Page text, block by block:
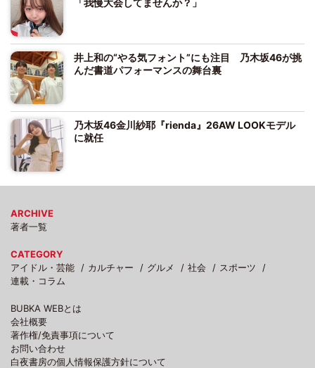
「我慢大会してませんか？」
井上和の“やる気フォント”にも注目 乃木坂46が挑
んだ書道パフォーマンスの舞台裏
乃木坂46金川紗耶『rienda』26AW LOOKモデル
に就任
ARCHIVE
著者一覧
CATEGORY
アイドル・芸能
カルチャー グルメ 社会
スポーツ
連載・コラム
BUBKA WEBとは
会社概要
著作権/免責事項について
お問い合わせ
白夜書房の個人情報保護方針について